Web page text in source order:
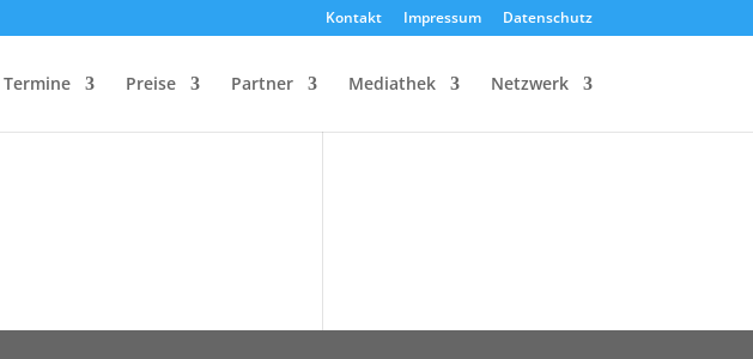
Kontakt Impressum Datenschutz
Termine Preise Partner Mediathek Netzwerk